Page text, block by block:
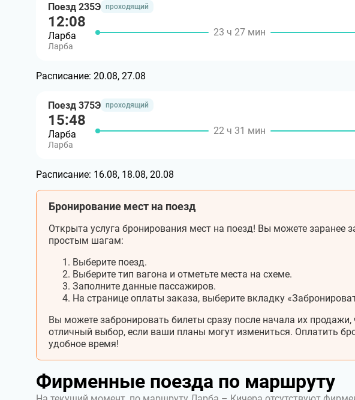
Поезд 235Э проходящий
12:08
Ларба
Ларба
23 ч 27 мин
Расписание: 20.08, 27.08
Поезд 375Э проходящий
15:48
Ларба
Ларба
22 ч 31 мин
Расписание: 16.08, 18.08, 20.08
Бронирование мест на поезд
Открыта услуга бронирования мест на поезд! Вы можете заранее
простым шагам:
Выберите поезд.
Выберите тип вагона и отметьте места на схеме.
Заполните данные пассажиров.
На странице оплаты заказа, выберите вкладку
Вы можете забронировать билеты сразу после начала их
отличный выбор, если ваши планы могут измениться. Оплатить
удобное время!
Фирменные поезда по маршруту